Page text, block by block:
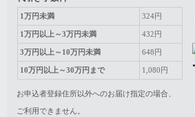
1万円未満 324円
1万円以上～3万円未満 432円
3万円以上～10万円未満 648円
10万円以上～30万円まで 1,080円
お申込者登録住所以外へのお届け指定の場合、
ご利用できません。